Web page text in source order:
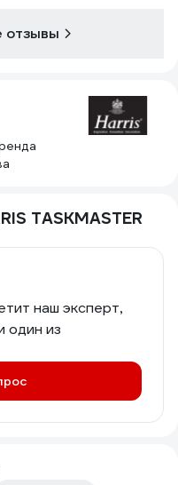
отзывы
TASKMASTER
наш эксперт,
один из